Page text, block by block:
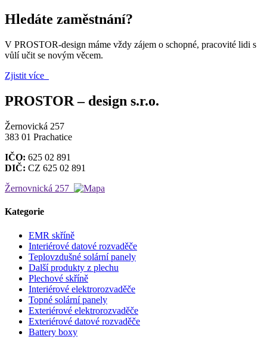
Hledáte zaměstnání?
V PROSTOR-design máme vždy zájem o schopné, pracovité lidi s
vůlí učit se novým věcem.
Zjistit více
PROSTOR – design s.r.o.
Žernovická 257
383 01 Prachatice
IČO: 625 02 891
DIČ: CZ 625 02 891
Žernovnická 257
Kategorie
EMR skříně
Interiérové datové rozvaděče
Teplovzdušné solární panely
Další produkty z plechu
Plechové skříně
Interiérové elektrorozvaděče
Topné solární panely
Exteriérové elektrorozvaděče
Exteriérové datové rozvaděče
Battery boxy